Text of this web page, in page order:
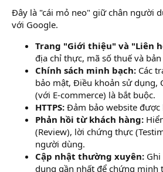
Đây là "cái mỏ neo" giữ chân người
với Google.
Trang "Giới thiệu" và "Liên
địa chỉ thực, mã số thuế và
Chính sách minh bạch: Các
bảo mật, Điều khoản sử dụng,
(với E-commerce) là bắt buộc.
HTTPS: Đảm bảo website
Phản hồi từ khách hàng:
(Review), lời chứng thực
người dùng.
Cập nhật thường xuyên:
dung gần nhất để chứng minh